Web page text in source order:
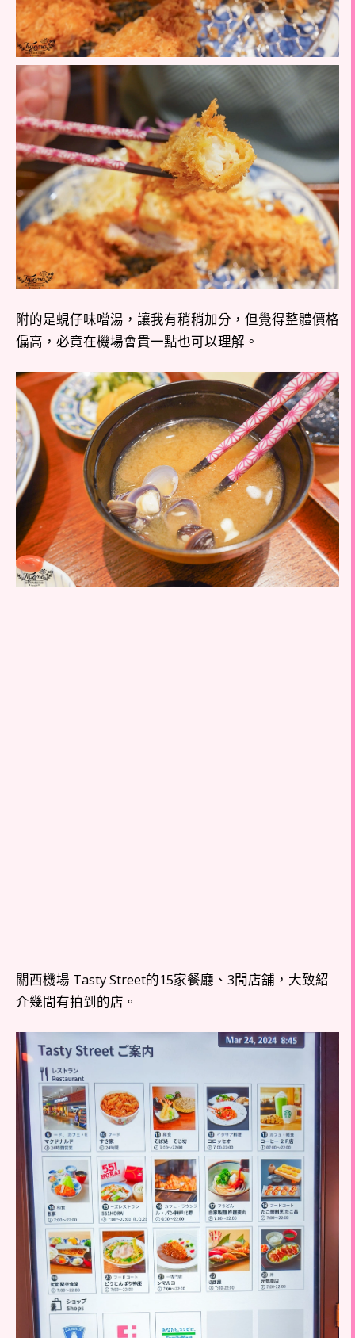
附的是蜆仔味噌湯，讓我有稍稍加分，但覺得整體價格
偏高，必竟在機場會貴一點也可以理解。
關西機場 Tasty Street的15家餐廳、3間店舖，大致紹
介幾間有拍到的店。